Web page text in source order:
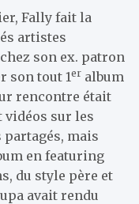
Fally fait la
artistes
son ex. patron
son tout 1er album
rencontre était
vidéos sur les
partagés, mais
en featuring
du style père et
avait rendu